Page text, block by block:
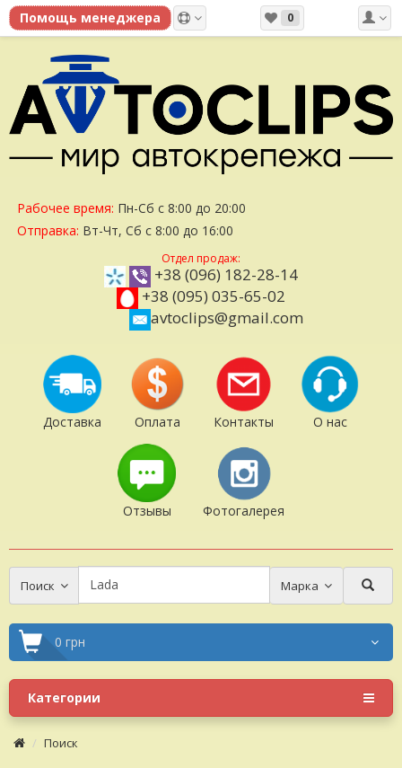
0
Рабочее время: Пн-Сб с 8:00 до 20:00
Отправка: Вт-Чт, Сб с 8:00 до 16:00
Отдел продаж:
+38 (096) 182-28-14
+38 (095) 035-65-02
avtoclips@gmail.com
Доставка Оплата Контакты О нас
Отзывы Фотогалерея
Поиск Марка
0 грн
Категории
Поиск